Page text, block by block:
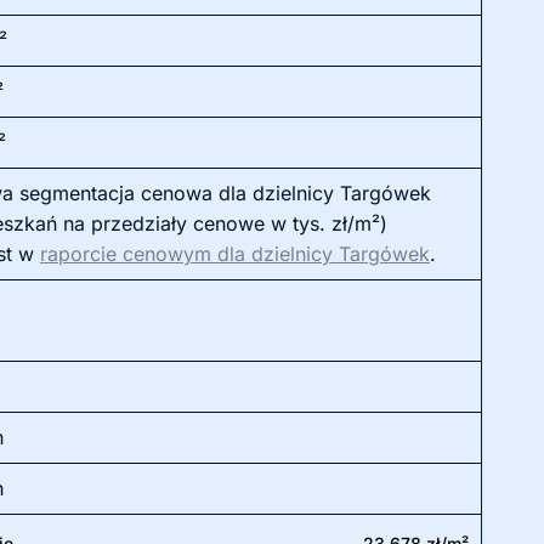
segmentacja cenowa dla dzielnicy Targówek
na przedziały cenowe w tys. zł/m²)
w raporcie cenowym dla dzielnicy Targówek.